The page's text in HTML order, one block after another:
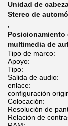
Unidad de
Stereo de
,
multimedia de
Tipo de marco:
Apoyo:
Tipo:
Salida de audio:
enlace:
configuración
Colocación:
Resolución de
Relación de